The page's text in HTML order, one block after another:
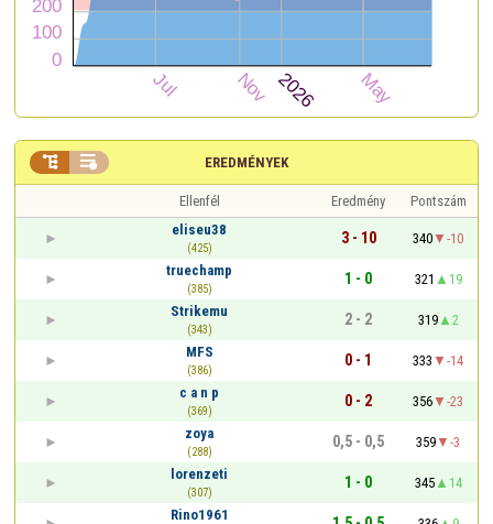
EREDMÉNYEK
 
Ellenfél Eredmény
Pontszám
eliseu38
(425)
3 - 10 340
-10
truechamp
(385)
1 - 0 321
19
Strikemu
(343)
2 - 2 319
2
MFS
(386)
0 - 1 333
-14
c a n p
(369)
0 - 2 356
-23
zoya
(288)
0,5 - 0,5 359
-3
lorenzeti
(307)
1 - 0 345
14
Rino1961